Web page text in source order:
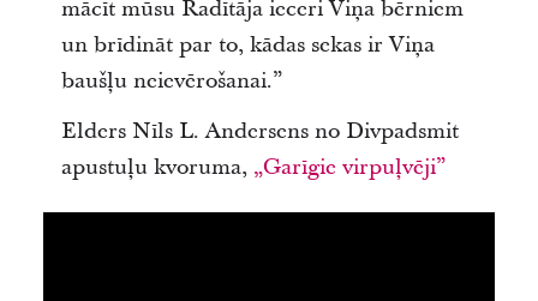
mācīt mūsu Radītāja ieceri Viņa bērniem
un brīdināt par to, kādas sekas ir Viņa
baušļu neievērošanai.”
Elders Nīls L. Andersens no Divpadsmit
apustuļu kvoruma, „Garīgie virpuļvēji”